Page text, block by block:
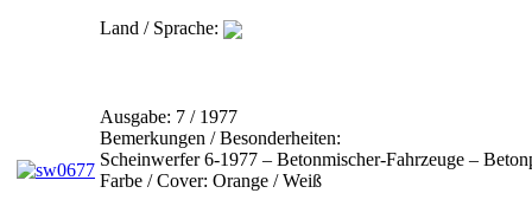
Land / Sprache:
Ausgabe: 7 / 1977
Bemerkungen / Besonderheiten:
Scheinwerfer 6-1977 – Betonmischer-Fahrzeuge –
Farbe / Cover: Orange / Weiß